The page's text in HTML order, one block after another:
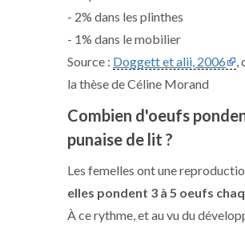
- 2% dans les plinthes
- 1% dans le mobilier
Source : Doggett et alii, 2006
la thèse de Céline Morand
Combien d'oeufs
punaise de lit ?
Les femelles ont une
elles pondent 3 à 5 oeufs
À ce rythme, et au vu du